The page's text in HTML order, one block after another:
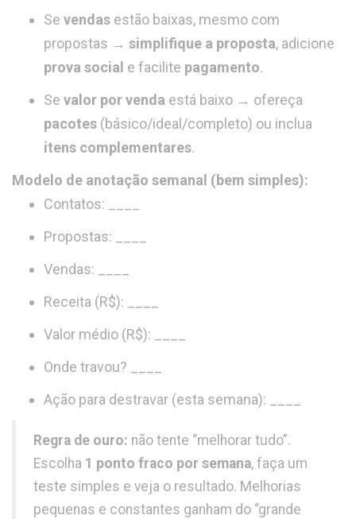
Se vendas estão baixas, mesmo com
propostas → simplifique a proposta, adicione
prova social e facilite pagamento.
Se valor por venda está baixo → ofereça
pacotes (básico/ideal/completo) ou inclua
itens complementares.
Modelo de anotação semanal (bem simples):
Contatos: ____
Propostas: ____
Vendas: ____
Receita (R$): ____
Valor médio (R$): ____
Onde travou? ____
Ação para destravar (esta semana): ____
Regra de ouro: não tente “melhorar tudo”.
Escolha 1 ponto fraco por semana, faça um
teste simples e veja o resultado. Melhorias
pequenas e constantes ganham do “grande